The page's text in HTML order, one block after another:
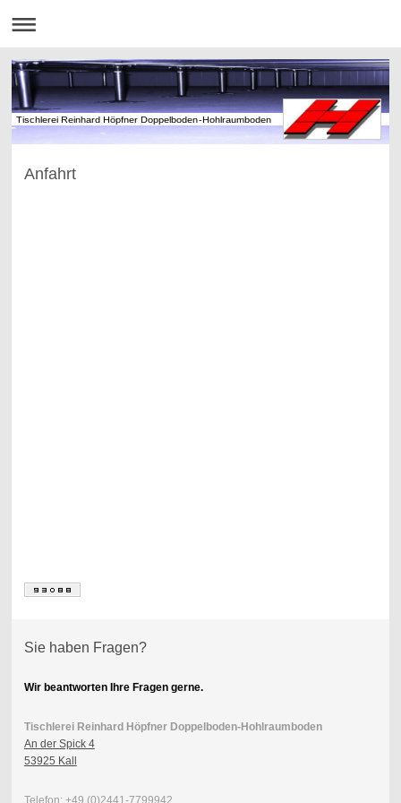
Tischlerei Reinhard Höpfner Doppelboden-Hohlraumboden
Anfahrt
Sie haben Fragen?
Wir beantworten Ihre Fragen gerne.
Tischlerei Reinhard Höpfner Doppelboden-Hohlraumboden
An der Spick 4
53925 Kall
Telefon: +49 (0)2441-7799942